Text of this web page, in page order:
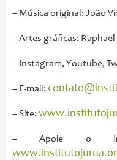
– Música original: João
– Artes gráficas: Raphael
– Instagram, Youtube,
– E-mail:
– Site:
– Apoie o